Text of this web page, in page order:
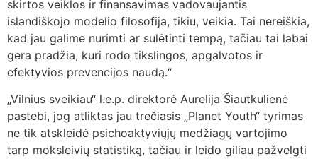
skirtos veiklos ir finansavimas vadovaujantis
islandiškojo modelio filosofija, tikiu, veikia. Tai nereiškia,
kad jau galime nurimti ar sulėtinti tempą, tačiau tai labai
gera pradžia, kuri rodo tikslingos, apgalvotos ir
efektyvios prevencijos naudą.“
„Vilnius sveikiau“ l.e.p. direktorė Aurelija Šiautkulienė
pastebi, jog atliktas jau trečiasis „Planet Youth“ tyrimas
ne tik atskleidė psichoaktyviųjų medžiagų vartojimo
tarp moksleivių statistiką, tačiau ir leido giliau pažvelgti